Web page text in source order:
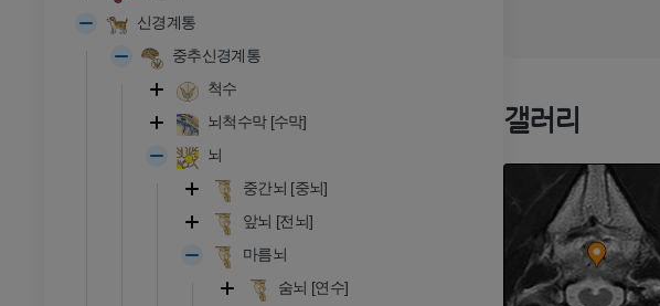
신경계통
중추신경계통
척수
뇌척수막 [수막]
뇌
중간뇌 [중뇌]
앞뇌 [전뇌]
마름뇌
숨뇌 [연수]
갤러리